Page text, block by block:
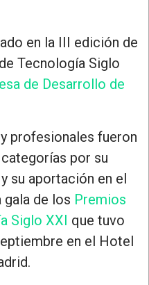
en la III edición de
Tecnología Siglo
de Desarrollo de
profesionales fueron
por su
su aportación en el
gala de los Premios
Siglo XXI que tuvo
en el Hotel